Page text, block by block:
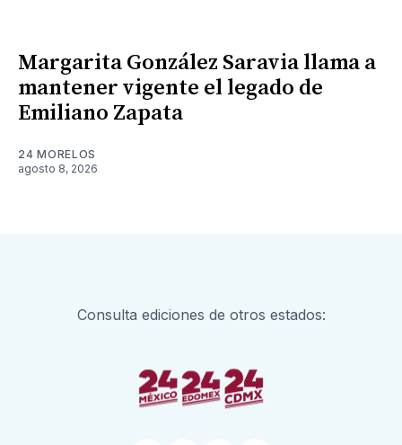
Margarita González Saravia llama a
mantener vigente el legado de
Emiliano Zapata
24 MORELOS
agosto 8, 2026
Consulta ediciones de otros estados: